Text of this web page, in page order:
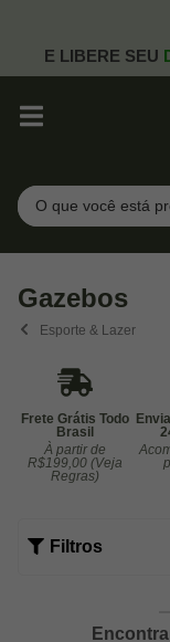
E LIBERE SEU
Pesquisar
Gazebos
Esporte & Lazer
Frete Grátis Todo
Brasil
À partir de
R$199,00 (Veja
Regras)
Filtros